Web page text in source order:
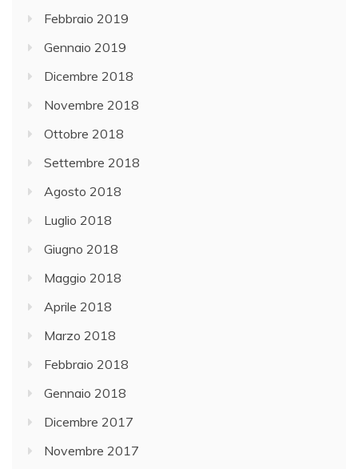
Febbraio 2019
Gennaio 2019
Dicembre 2018
Novembre 2018
Ottobre 2018
Settembre 2018
Agosto 2018
Luglio 2018
Giugno 2018
Maggio 2018
Aprile 2018
Marzo 2018
Febbraio 2018
Gennaio 2018
Dicembre 2017
Novembre 2017